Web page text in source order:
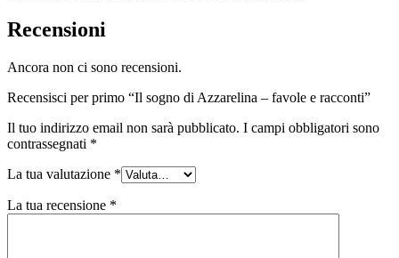
Recensioni
Ancora non ci sono recensioni.
Recensisci per primo “Il sogno di Azzarelina – favole e racconti”
Il tuo indirizzo email non sarà pubblicato. I campi obbligatori sono
contrassegnati *
La tua valutazione *
La tua recensione *